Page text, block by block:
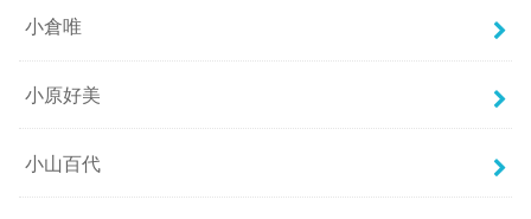
小倉唯
小原好美
小山百代